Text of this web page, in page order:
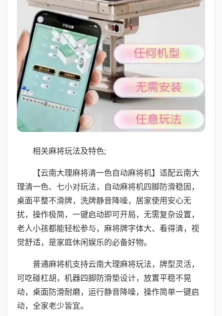
相关麻将玩法及特色;
【云南大理麻将清一色自动麻将机】适配云南大
理清一色、七小对玩法，自动麻将机四脚防滑稳固，
桌面平整不滑牌，洗牌静音降噪，居家使用安心无
扰，操作极简，一键启动即可开局，无需复杂设置，
老人小孩都能轻松参与，麻将牌字体大、看得清，视
觉舒适，是家庭休闲娱乐的必备好物。
普通麻将机支持云南大理麻将玩法，牌型灵活，
可吃碰杠胡，机器四脚防滑垫设计，放置平稳不晃
动，桌面防滑耐磨，运行静音降噪，操作简单一键启
动，全家老少皆宜。